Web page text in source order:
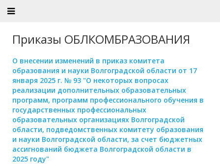
Приказы ОБЛКОМБРАЗОВАНИЯ
О внесении изменений в приказ комитета
образования и науки Волгоградской области от 17
января 2025 г. № 93 "О некоторых вопросах
реализации дополнительных образовательных
программ, программ профессионального обучения в
государственных профессиональных
образовательных организациях Волгоградской
области, подведомственных комитету образования
и науки Волгоградской области, за счет бюджетных
ассигнований бюджета Волгоградской области в
2025 году"